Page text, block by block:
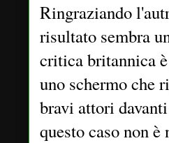
Ringraziando
risultato sembra
critica britannica
uno schermo che
bravi attori
questo caso non è